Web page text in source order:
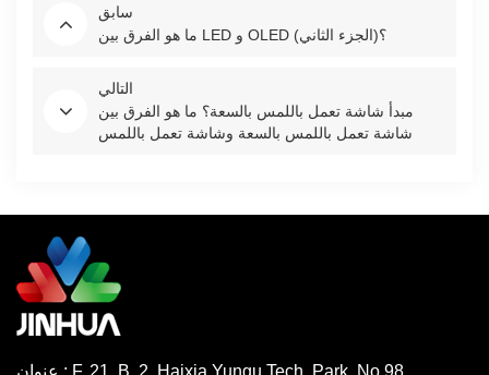
سابق
ما هو الفرق بين LED و OLED (الجزء الثاني)؟
التالي
مبدأ شاشة تعمل باللمس بالسعة؟ ما هو الفرق بين
شاشة تعمل باللمس بالسعة وشاشة تعمل باللمس